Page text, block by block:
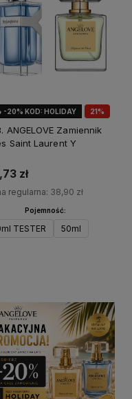
21%
-20% KOD: HOLIDAY
ANGELOVE Zamiennik
Saint Laurent Y
zł
regularna: 38,90 zł
Pojemność:
TESTER 50ml